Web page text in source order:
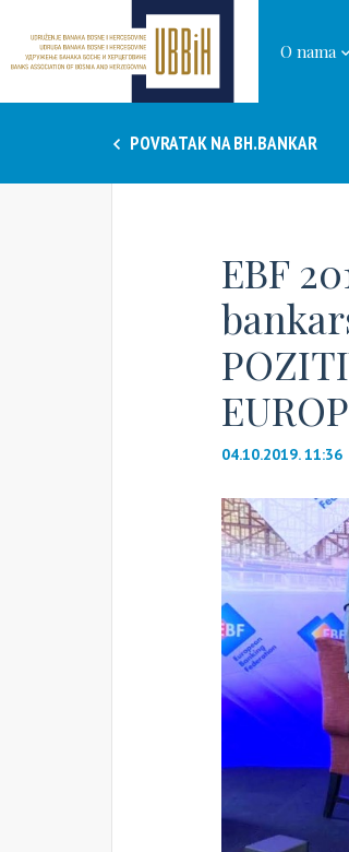
O nama
POVRATAK NA BH.BANKAR
EBF
04.10.2019. 11:36